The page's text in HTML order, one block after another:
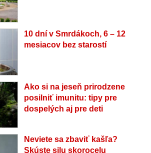
10 dní v Smrdákoch, 6 – 12
mesiacov bez starostí
Ako si na jeseň prirodzene
posilniť imunitu: tipy pre
dospelých aj pre deti
Neviete sa zbaviť kašľa?
Skúste silu skorocelu